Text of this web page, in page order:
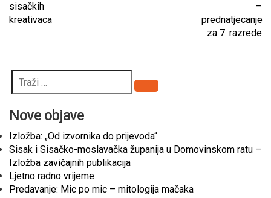
sisačkih
kreativaca
–
prednatjecanje
za 7. razrede
Pretraži
Nove objave
Izložba: „Od izvornika do prijevoda“
Sisak i Sisačko-moslavačka županija u Domovinskom ratu –
Izložba zavičajnih publikacija
Ljetno radno vrijeme
Predavanje: Mic po mic – mitologija mačaka